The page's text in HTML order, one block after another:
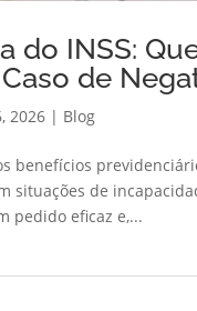
do INSS:
de
2026 | Blog
benefícios
situações de
pedido eficaz e,...